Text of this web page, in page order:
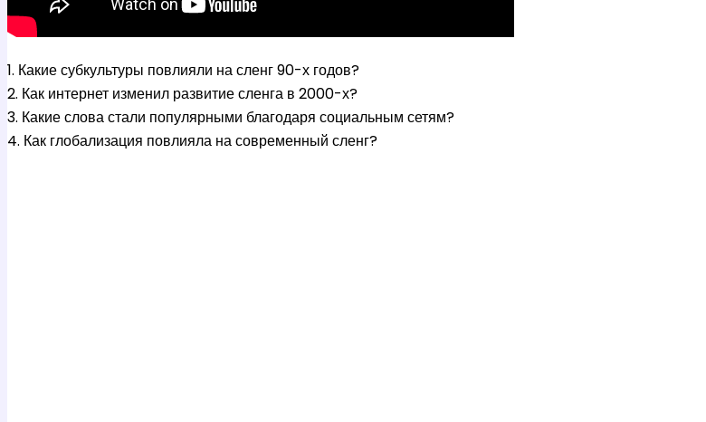
1. Какие субкультуры повлияли на сленг 90-х годов?
2. Как интернет изменил развитие сленга в 2000-х?
3. Какие слова стали популярными благодаря социальным сетям?
4. Как глобализация повлияла на современный сленг?